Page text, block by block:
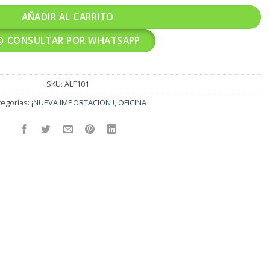
AÑADIR AL CARRITO
CONSULTAR POR WHATSAPP
SKU: ALF101
¡NUEVA IMPORTACION !, OFICINA